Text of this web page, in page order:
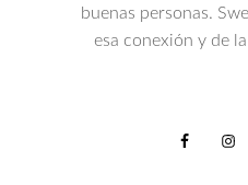
buenas personas.
esa conexión y de